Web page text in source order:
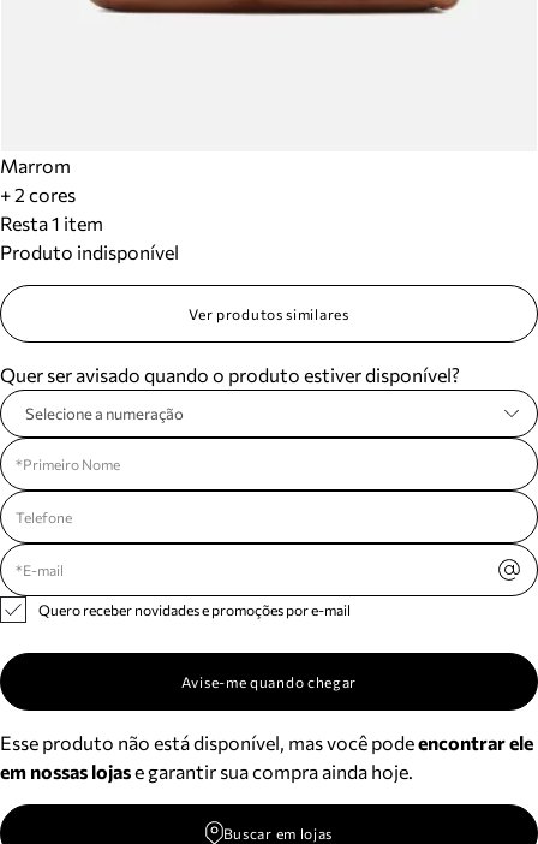
Marrom
+ 2 cores
Resta 1 item
Produto indisponível
Ver produtos similares
Quer ser avisado quando o produto estiver disponível?
Selecione a numeração
Quero receber novidades e promoções por e-mail
Avise-me quando chegar
Esse produto não está disponível, mas você podeencontrar ele
em nossas lojase garantir sua compra ainda hoje.
Buscar em lojas